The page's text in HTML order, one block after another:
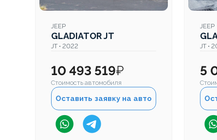
JEEP
GLADIATOR JT
JT • 2022
10 493 519₽
Стоимость автомобиля
Оставить заявку на авто
JEEP
JT •
5